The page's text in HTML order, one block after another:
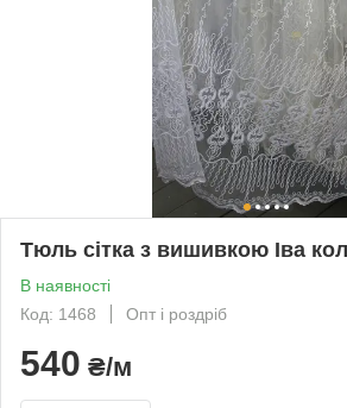
Тюль сітка з вишивкою Іва
В наявності
Код: 1468
Опт і роздріб
540 ₴/м